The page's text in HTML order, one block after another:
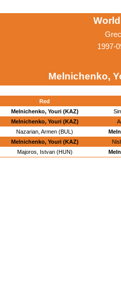
1997-
Melnichenko,
Red
Melnichenko, Youri (KAZ)
Melnichenko, Youri (KAZ)
Nazarian, Armen (BUL)
Melnichenko, Youri (KAZ)
Majoros, Istvan (HUN)